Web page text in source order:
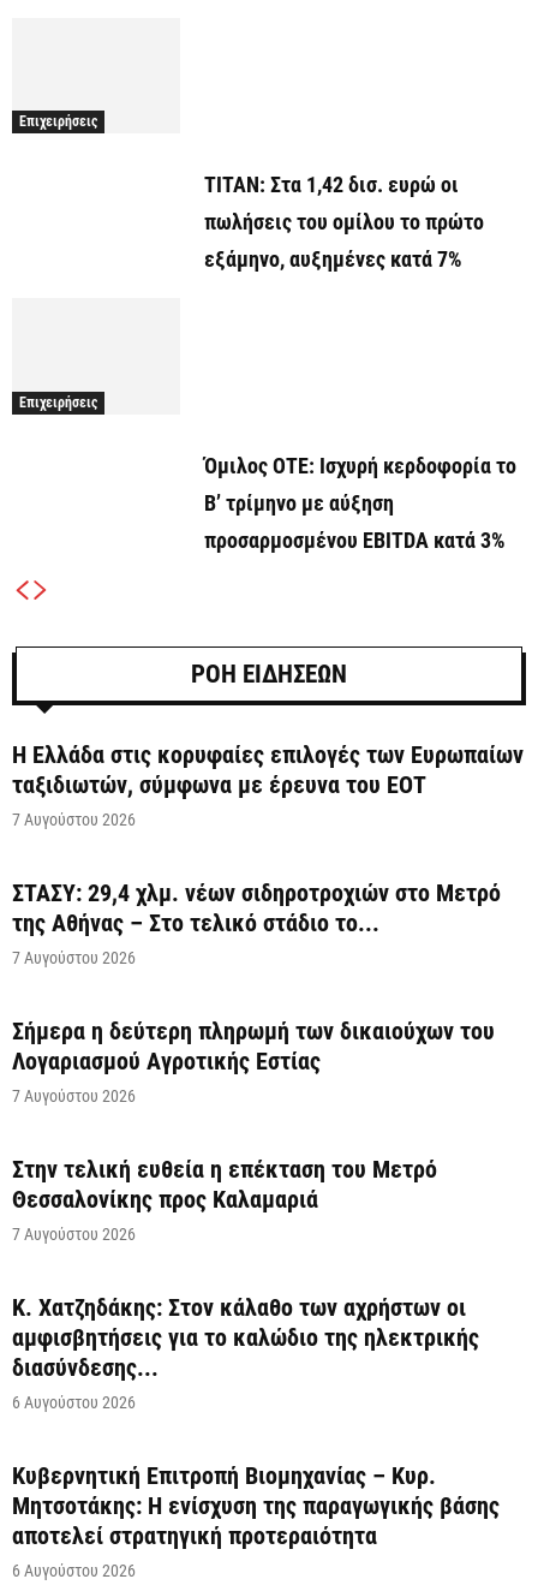
Επιχειρήσεις
ΤΙΤΑΝ: Στα 1,42 δισ. ευρώ οι
πωλήσεις του ομίλου το πρώτο
εξάμηνο, αυξημένες κατά 7%
Επιχειρήσεις
Όμιλος ΟΤΕ: Ισχυρή κερδοφορία το
Β’ τρίμηνο με αύξηση
προσαρμοσμένου EBITDA κατά 3%
ΡΟΗ ΕΙΔΗΣΕΩΝ
Η Ελλάδα στις κορυφαίες επιλογές των Ευρωπαίων
ταξιδιωτών, σύμφωνα με έρευνα του ΕΟΤ
7 Αυγούστου 2026
ΣΤΑΣΥ: 29,4 χλμ. νέων σιδηροτροχιών στο Μετρό
της Αθήνας – Στο τελικό στάδιο το...
7 Αυγούστου 2026
Σήμερα η δεύτερη πληρωμή των δικαιούχων του
Λογαριασμού Αγροτικής Εστίας
7 Αυγούστου 2026
Στην τελική ευθεία η επέκταση του Μετρό
Θεσσαλονίκης προς Καλαμαριά
7 Αυγούστου 2026
Κ. Χατζηδάκης: Στον κάλαθο των αχρήστων οι
αμφισβητήσεις για το καλώδιο της ηλεκτρικής
διασύνδεσης...
6 Αυγούστου 2026
Κυβερνητική Επιτροπή Βιομηχανίας – Κυρ.
Μητσοτάκης: Η ενίσχυση της παραγωγικής βάσης
αποτελεί στρατηγική προτεραιότητα
6 Αυγούστου 2026